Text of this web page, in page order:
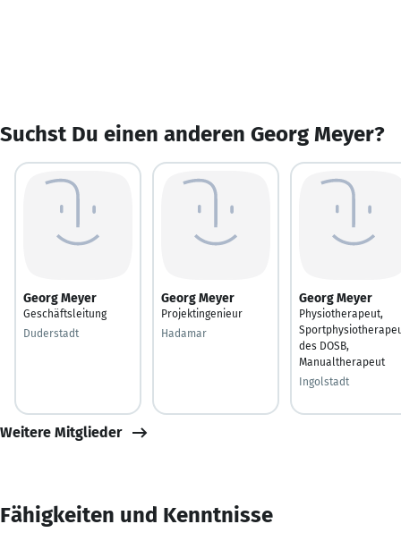
Suchst Du einen anderen Georg Meyer?
Georg Meyer
Geschäftsleitung
Duderstadt
Georg Meyer
Projektingenieur
Hadamar
Georg Meyer
Physiotherapeut,
des DOSB,
Manualtherapeut
Ingolstadt
Weitere Mitglieder
Fähigkeiten und Kenntnisse